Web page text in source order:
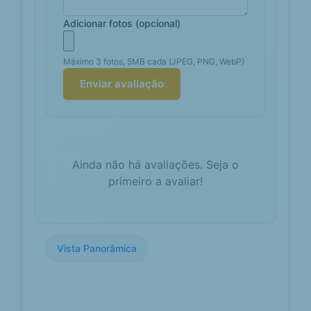
Este baloiço, apesar de não ser dos
mais famosos, oferece uma vista
portugal: TOP
10
blog.topatlantico.pt
fazemos uma viagem para...
Baloiços por
SUPERCASA
Adicionar fotos (opcional)
Máximo 3 fotos, 5MB cada (JPEG, PNG, WebP)
Enviar avaliação
Ainda não há avaliações. Seja o
primeiro a avaliar!
Vista Panorâmica